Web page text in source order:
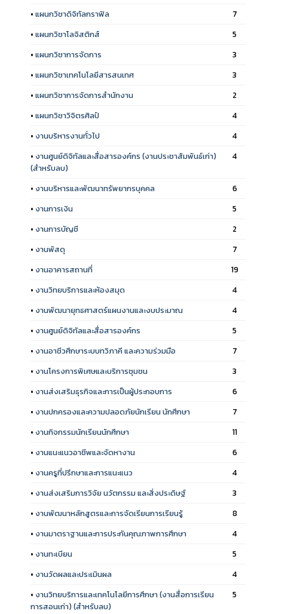
• แผนกวิชาดิจิทัลกราฟิล
7
• แผนกวิชาโลจิสติกส์
5
• แผนกวิชาการจัดการ
3
• แผนกวิชาเทคโนโลยีสารสนเทศ
3
• แผนกวิชาการจัดการสำนักงาน
2
• แผนกวิชาวิจิตรศิลป์
4
• งานบริหารงานทั่วไป
4
• งานศูนย์ดิจิทัลและสื่อสารองค์กร (งานประชาสัมพันธ์เก่า)
(สำหรับลบ)
4
• งานบริหารและพัฒนาทรัพยากรบุคคล
6
• งานการเงิน
5
• งานการบัญชี
2
• งานพัสดุ
7
• งานอาคารสถานที่
19
• งานวิทยบริการและห้องสมุด
4
• งานพัฒนายุทธศาสตร์แผนงานและงบประมาณ
4
• งานศูนย์ดิจิทัลและสื่อสารองค์กร
5
• งานอาชีวศึกษาระบบทวิภาคี และความร่วมมือ
7
• งานโครงการพิเศษและบริการชุมชน
3
• งานส่งเสริมธุรกิจและการเป็นผู้ประกอบการ
6
• งานปกครองและความปลอดภัยนักเรียน นักศึกษา
7
• งานกิจกรรมนักเรียนนักศึกษา
11
• งานแนะแนวอาชีพและจัดหางาน
6
• งานครูที่ปรึกษาและการแนะแนว
4
• งานส่งเสริมการวิจัย นวัตกรรม และสิ่งประดิษฐ์
3
• งานพัฒนาหลักสูตรและการจัดเรียนการเรียนรู้
8
• งานมาตราฐานและการประกันคุณภาพการศึกษา
4
• งานทะเบียน
5
• งานวัดผลและประเมินผล
4
• งานวิทยบริการและเทคโนโลยีการศึกษา (งานสื่อการเรียน
การสอนเก่า) (สำหรับลบ)
5